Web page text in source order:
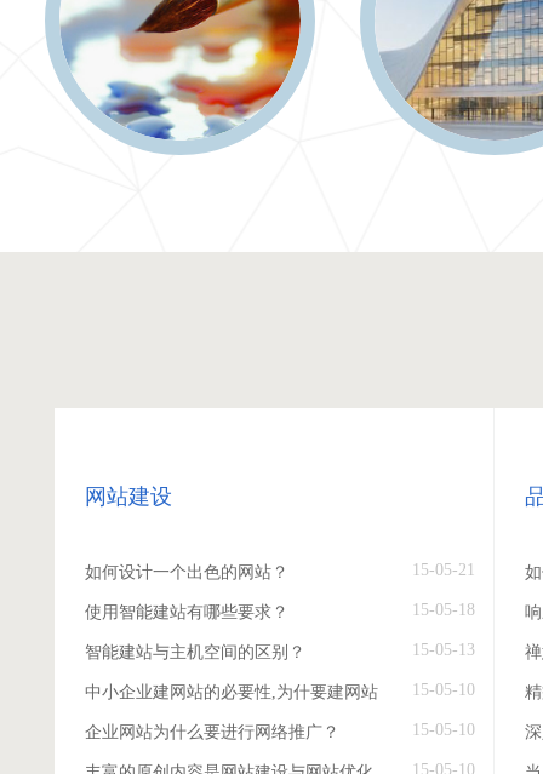
网站建设
如何设计一个出色的网站？ 15-05-21
使用智能建站有哪些要求？ 15-05-18
智能建站与主机空间的区别？ 15-05-13
中小企业建网站的必要性,为什要建网站 15-05-10
企业网站为什么要进行网络推广？ 15-05-10
15-05-10